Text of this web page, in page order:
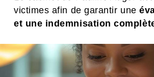
victimes afin de garantir une
et une indemnisation